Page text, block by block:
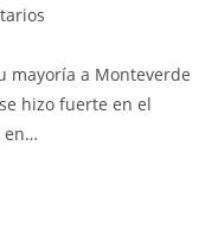
mayoría a Monteverde
hizo fuerte en el
en…